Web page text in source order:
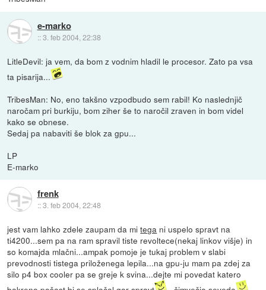
e-marko
::3. feb 2004, 22:38
LitleDevil: ja vem, da bom z vodnim hladil le procesor. Zato pa vsa
ta pisarija...
TribesMan: No, eno takšno vzpodbudo sem rabil! Ko naslednjič
naročam pri burkiju, bom ziher še to naročil zraven in bom videl
kako se obnese.
Sedaj pa nabaviti še blok za gpu...
LP
E-marko
frenk
::3. feb 2004, 22:48
jest vam lahko zdele zaupam da mitega ni uspelo spravt na
ti4200...sem pa na ram spravil tiste revoltece(nekaj linkov višje) in
so komajda mlačni...ampak pomoje je tukaj problem v slabi
prevodnosti tistega priloženega lepila...na gpu-ju mam pa zdej za
silo p4 box cooler pa se greje k svina...dejte mi povedat katero